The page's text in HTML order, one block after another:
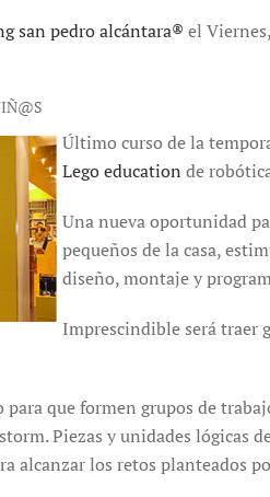
san pedro alcántara® el
Último curso de la
Lego education de
Una nueva oportunidad
pequeños de la casa,
diseño, montaje y
Imprescindible será traer
que formen grupos de
Piezas y unidades lógicas
alcanzar los retos planteados